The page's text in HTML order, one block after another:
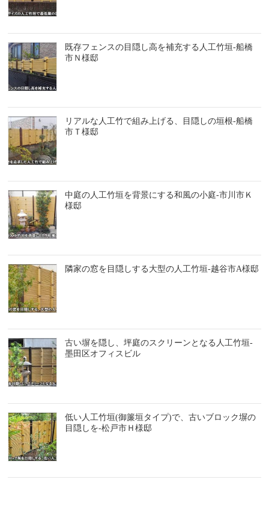
既存フェンスの目隠し高を補充する人工竹垣-船橋
市Ｎ様邸
リアルな人工竹で組み上げる、目隠しの垣根-船橋
市Ｔ様邸
中庭の人工竹垣を背景にする和風の小庭-市川市Ｋ
様邸
隣家の窓を目隠しする大型の人工竹垣-越谷市A様邸
古い塀を隠し、坪庭のスクリーンとなる人工竹垣-
墨田区オフィスビル
低い人工竹垣(御簾垣タイプ)で、古いブロック塀の
目隠しを-松戸市Ｈ様邸